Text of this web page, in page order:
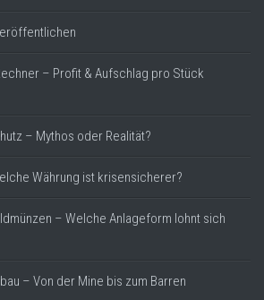
– Profit & Aufschlag pro Stück
– Mythos oder Realität?
Währung ist krisensicherer?
– Welche Anlageform lohnt sich
– Von der Mine bis zum Barren